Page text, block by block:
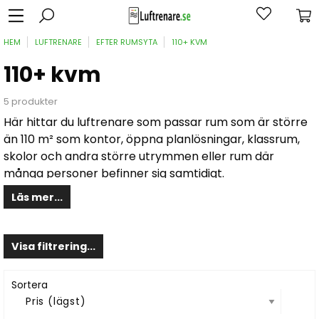
HEM LUFTRENARE EFTER RUMSYTA 110+ KVM
110+ kvm
5 produkter
Här hittar du luftrenare som passar rum som är större
än 110 m² som kontor, öppna planlösningar, klassrum,
skolor och andra större utrymmen eller rum där
många personer befinner sig samtidigt.
Det är viktigt att en luftrenare är dimensionerad för
som pågår i rummet. Om du har en luftrenare med för
låg effekt kommer inte luftreningen att blir optimal.
Observera att en luftrenare inte kan rena flera rum så
letar du efter en lösning för ett helt hem med flera rum
Läs mer...
Visa filtrering...
Sortera